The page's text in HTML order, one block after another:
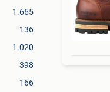
1.665
136
1.020
398
166